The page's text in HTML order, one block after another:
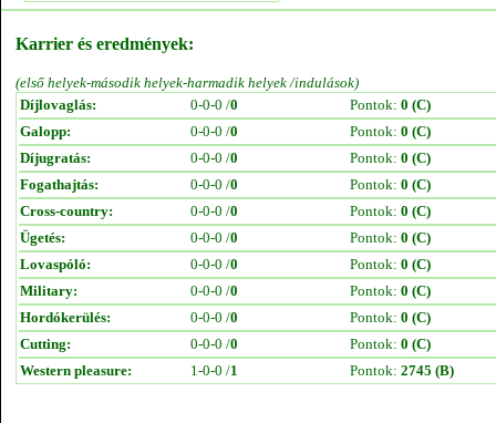
Karrier és eredmények:
(első helyek-második helyek-harmadik helyek /indulások)
Díjlovaglás:
0-0-0 /0 Pontok: 0 (C)
Galopp:
0-0-0 /0 Pontok: 0 (C)
Díjugratás:
0-0-0 /0 Pontok: 0 (C)
Fogathajtás:
0-0-0 /0 Pontok: 0 (C)
Cross-country:
0-0-0 /0 Pontok: 0 (C)
Ügetés:
0-0-0 /0 Pontok: 0 (C)
Lovaspóló:
0-0-0 /0 Pontok: 0 (C)
Military:
0-0-0 /0 Pontok: 0 (C)
Hordókerülés:
0-0-0 /0 Pontok: 0 (C)
Cutting:
0-0-0 /0 Pontok: 0 (C)
Western pleasure:
1-0-0 /1 Pontok: 2745 (B)